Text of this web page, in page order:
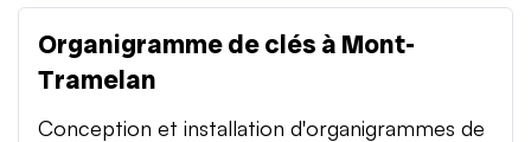
Organigramme de clés à Mont-
Tramelan
Conception et installation d'organigrammes de